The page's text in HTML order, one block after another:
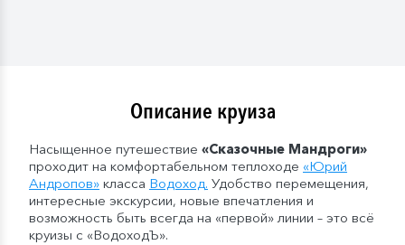
Описание круиза
Насыщенное путешествие «Сказочные Мандроги»
проходит на комфортабельном теплоходе «Юрий
Андропов» класса Водоход. Удобство перемещения,
интересные экскурсии, новые впечатления и
возможность быть всегда на «первой» линии – это всё
круизы с «ВодоходЪ».